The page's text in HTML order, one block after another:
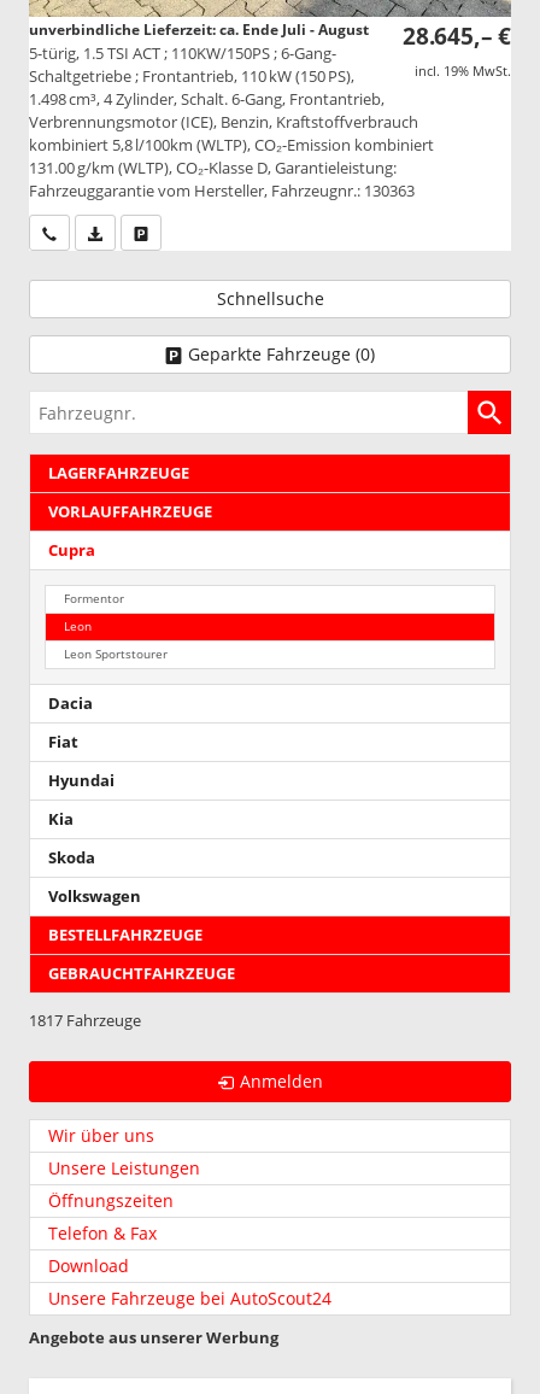
28.645,– €
incl. 19% MwSt.
unverbindliche Lieferzeit: ca. Ende Juli - August
5-türig, 1.5 TSI ACT ; 110KW/150PS ; 6-Gang-
Schaltgetriebe ; Frontantrieb, 110 kW (150 PS),
1.498 cm³, 4 Zylinder, Schalt. 6-Gang, Frontantrieb,
Verbrennungsmotor (ICE), Benzin, Kraftstoffverbrauch
kombiniert 5,8 l/100km (WLTP), CO₂-Emission kombiniert
131.00 g/km (WLTP), CO₂-Klasse D, Garantieleistung:
Fahrzeuggarantie vom Hersteller, Fahrzeugnr.: 130363
Wir rufen Sie anPDF-Datei, Fahrzeugexposé drucken
Schnellsuche
Geparkte Fahrzeuge (0)
Fahrzeugnr.
LAGERFAHRZEUGE
VORLAUFFAHRZEUGE
Cupra
Formentor
Leon
Leon Sportstourer
Dacia
Fiat
Hyundai
Kia
Skoda
Volkswagen
BESTELLFAHRZEUGE
GEBRAUCHTFAHRZEUGE
1817 Fahrzeuge
Anmelden
Wir über uns
Unsere Leistungen
Öffnungszeiten
Telefon & Fax
Download
Unsere Fahrzeuge bei AutoScout24
Angebote aus unserer Werbung